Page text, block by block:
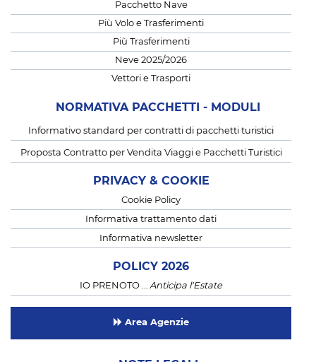
Pacchetto Nave
Più Volo e Trasferimenti
Più Trasferimenti
Neve 2025/2026
Vettori e Trasporti
NORMATIVA PACCHETTI - MODULI
Informativo standard per contratti di pacchetti turistici
Proposta Contratto per Vendita Viaggi e Pacchetti Turistici
PRIVACY & COOKIE
Cookie Policy
Informativa trattamento dati
Informativa newsletter
POLICY 2026
IO PRENOTO … Anticipa l'Estate
Area Agenzie